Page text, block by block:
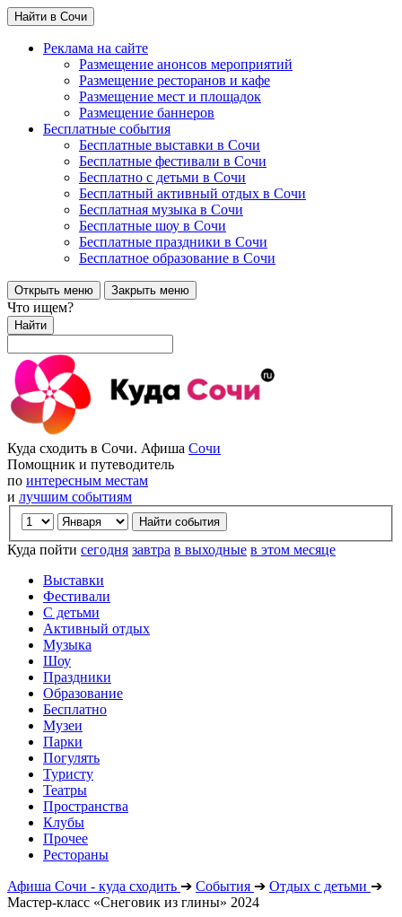
Найти в Сочи
Реклама на сайте
Размещение анонсов мероприятий
Размещение ресторанов и кафе
Размещение мест и площадок
Размещение баннеров
Бесплатные события
Бесплатные выставки в Сочи
Бесплатные фестивали в Сочи
Бесплатно с детьми в Сочи
Бесплатный активный отдых в Сочи
Бесплатная музыка в Сочи
Бесплатные шоу в Сочи
Бесплатные праздники в Сочи
Бесплатное образование в Сочи
Открыть меню Закрыть меню
Что ищем?
Найти
Куда сходить в Сочи. Афиша Сочи
Помощник и путеводитель
по интересным местам
и лучшим событиям
Куда пойти сегодня завтра в выходные в этом месяце
Выставки
Фестивали
С детьми
Активный отдых
Музыка
Шоу
Праздники
Образование
Бесплатно
Музеи
Парки
Погулять
Туристу
Театры
Пространства
Клубы
Прочее
Рестораны
Афиша Сочи - куда сходить ➔ События ➔ Отдых с детьми ➔
Мастер-класс «Снеговик из глины» 2024